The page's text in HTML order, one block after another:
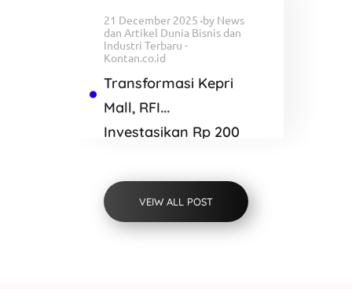
21 December 2025 by News
dan Artikel Dunia Bisnis dan
Industri Terbaru -
Kontan.co.id
Transformasi Kepri
Mall, RFI
Investasikan Rp 200
SQUARE Batam
VEIW ALL POST